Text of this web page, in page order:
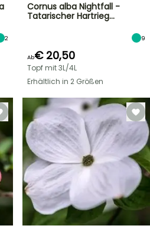
2
Cornus alba Nightfall -
Tatarischer Hartrieg…
9
Ab€ 20,50
Topf mit 3L/4L
Erhältlich in 2 Größen